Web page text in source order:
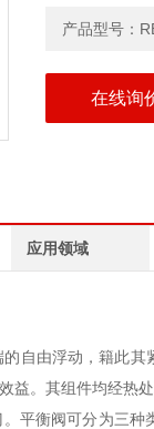
产品型号：
在线询
应用领域
自由浮动，籍此
。其组件均经热
平衡阀可分为三种